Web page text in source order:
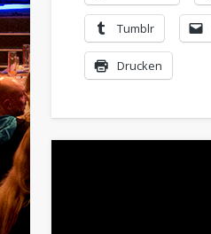
Tumblr
Drucken